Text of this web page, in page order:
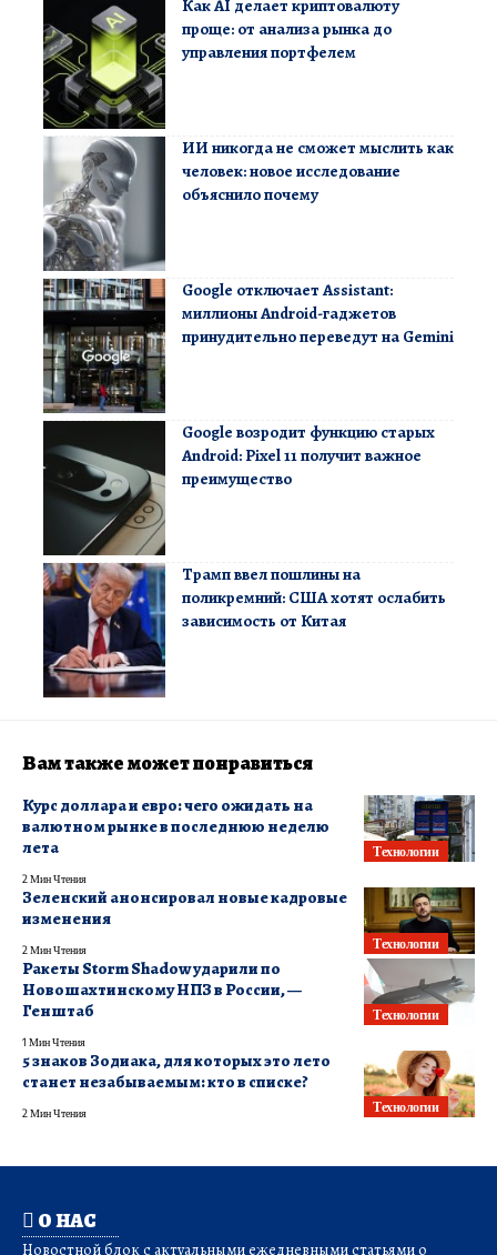
Как AI делает криптовалюту
проще: от анализа рынка до
управления портфелем
ИИ никогда не сможет мыслить как
человек: новое исследование
объяснило почему
Google отключает Assistant:
миллионы Android-гаджетов
принудительно переведут на Gemini
Google возродит функцию старых
Android: Pixel 11 получит важное
преимущество
Трамп ввел пошлины на
поликремний: США хотят ослабить
зависимость от Китая
Вам также может понравиться
Технологии
Курс доллара и евро: чего ожидать на
валютном рынке в последнюю неделю
лета
2 Мин Чтения
Технологии
Зеленский анонсировал новые кадровые
изменения
2 Мин Чтения
Технологии
Ракеты Storm Shadow ударили по
Новошахтинскому НПЗ в России, —
Генштаб
1 Мин Чтения
Технологии
5 знаков Зодиака, для которых это лето
станет незабываемым: кто в списке?
2 Мин Чтения
О НАС
Новостной блок с актуальными ежедневными статьями о